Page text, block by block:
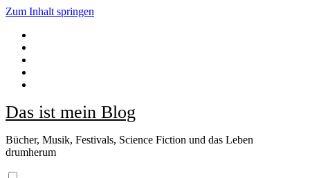
Zum Inhalt springen
Das ist mein Blog
Bücher, Musik, Festivals, Science Fiction und das Leben
drumherum